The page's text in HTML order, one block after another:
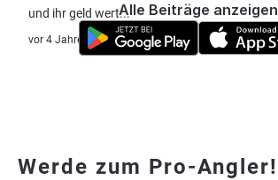
und ihr geld wert...
vor 4 Jahre
Alle Beiträge anzeigen
Werde zum Pro-Angler!